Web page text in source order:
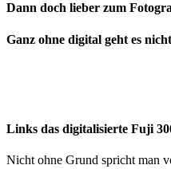
Dann doch lieber zum
Ganz ohne digital geht es
Links das digitalisierte Fuji
Nicht ohne Grund spricht man